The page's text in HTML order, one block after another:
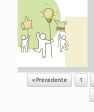
Navigazione articolo
« Precedente 1